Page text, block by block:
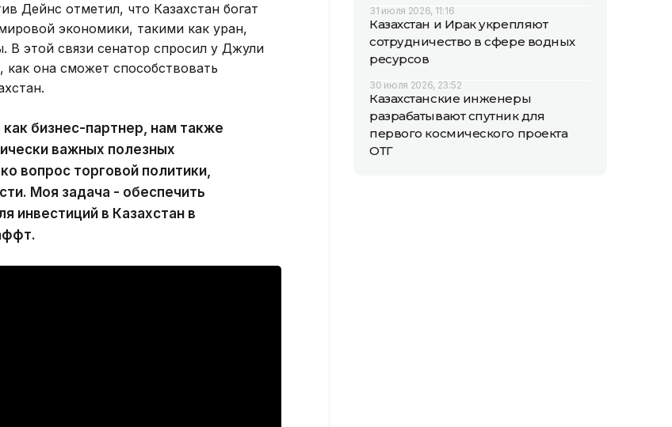
Дейнс отметил, что Казахстан богат
экономики, такими как уран,
В этой связи сенатор спросил у Джули
она сможет способствовать
бизнес-партнер, нам также
важных полезных
вопрос торговой политики,
Моя задача - обеспечить
инвестиций в Казахстан в
31 июля 2026, 11:16
Казахстан и Ирак укрепляют
сотрудничество в сфере водных
ресурсов
30 июля 2026, 23:52
Казахстанские инженеры
разрабатывают спутник для
первого космического проекта
ОТГ